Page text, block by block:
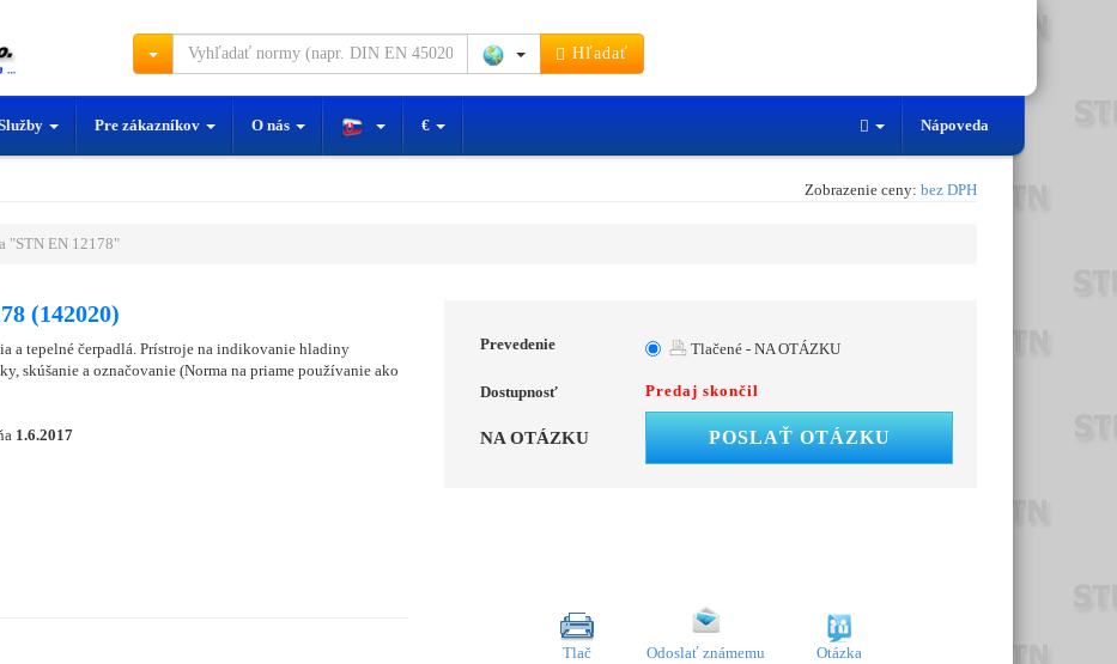
Hľadať
Pre zákazníkov O nás € Nápoveda
Zobrazenie ceny: bez DPH
"STN EN 12178"
(142020)
a tepelné čerpadlá. Prístroje na indikovanie hladiny
skúšanie a označovanie (Norma na priame používanie ako
1.6.2017
Prevedenie Tlačené - NA OTÁZKU
Dostupnosť Predaj skončil
NA OTÁZKU POSLAŤ OTÁZKU
Tlač Odoslať známemu Otázka